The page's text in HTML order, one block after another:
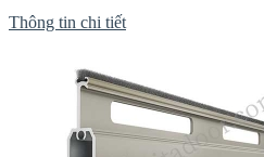
Thông tin chi tiết